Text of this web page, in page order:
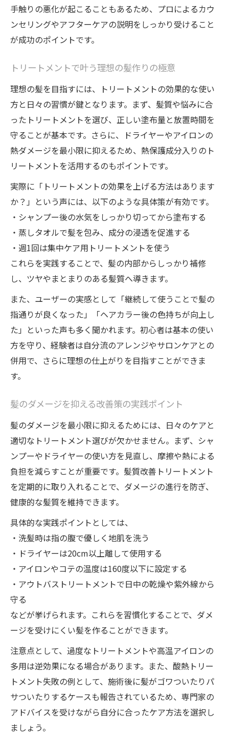
手触りの悪化が起こることもあるため、プロによるカウ
ンセリングやアフターケアの説明をしっかり受けること
が成功のポイントです。
トリートメントで叶う理想の髪作りの極意
理想の髪を目指すには、トリートメントの効果的な使い
方と日々の習慣が鍵となります。まず、髪質や悩みに合
ったトリートメントを選び、正しい塗布量と放置時間を
守ることが基本です。さらに、ドライヤーやアイロンの
熱ダメージを最小限に抑えるため、熱保護成分入りのト
リートメントを活用するのもポイントです。
実際に「トリートメントの効果を上げる方法はあります
か？」という声には、以下のような具体策が有効です。
・シャンプー後の水気をしっかり切ってから塗布する
・蒸しタオルで髪を包み、成分の浸透を促進する
・週1回は集中ケア用トリートメントを使う
これらを実践することで、髪の内部からしっかり補修
し、ツヤやまとまりのある髪質へ導きます。
また、ユーザーの実感として「継続して使うことで髪の
指通りが良くなった」「ヘアカラー後の色持ちが向上し
た」といった声も多く聞かれます。初心者は基本の使い
方を守り、経験者は自分流のアレンジやサロンケアとの
併用で、さらに理想の仕上がりを目指すことができま
す。
髪のダメージを抑える改善策の実践ポイント
髪のダメージを最小限に抑えるためには、日々のケアと
適切なトリートメント選びが欠かせません。まず、シャ
ンプーやドライヤーの使い方を見直し、摩擦や熱による
負担を減らすことが重要です。髪質改善トリートメント
を定期的に取り入れることで、ダメージの進行を防ぎ、
健康的な髪質を維持できます。
具体的な実践ポイントとしては、
・洗髪時は指の腹で優しく地肌を洗う
・ドライヤーは20cm以上離して使用する
・アイロンやコテの温度は160度以下に設定する
・アウトバストリートメントで日中の乾燥や紫外線から
守る
などが挙げられます。これらを習慣化することで、ダメ
ージを受けにくい髪を作ることができます。
注意点として、過度なトリートメントや高温アイロンの
多用は逆効果になる場合があります。また、酸熱トリー
トメント失敗の例として、施術後に髪がゴワついたりパ
サついたりするケースも報告されているため、専門家の
アドバイスを受けながら自分に合ったケア方法を選択し
ましょう。